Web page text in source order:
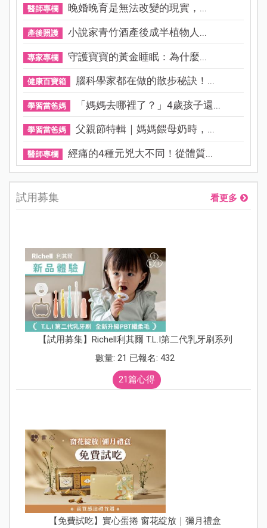
醫師專欄 晚婚晚育是無法改變的現實，...
產後照護 小說家青竹酒產後成半植物人...
專家專欄 守護寶寶的黃金睡眠：為什麼...
健康百寶箱 腦科學家都在做的散步秘訣！...
學習當爸媽 「媽媽去哪裡了？」4歲孩子還...
學習當爸媽 父親節特輯｜媽媽餵母奶時，...
醫師專欄 經痛的4種元兇大不同！從體質...
試用募集 看更多
【試用募集】Richell利其爾 T.L.I第二代乳牙刷系列
數量: 21 已報名: 432
21篇心得
【免費試吃】實心蛋捲 窗花綻放｜彌月禮盒